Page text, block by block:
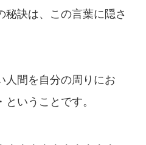
秘訣は、この言葉に隠さ
人間を自分の周りにお
いうことです。